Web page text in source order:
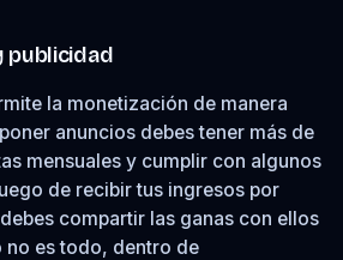
publicidad
la monetización de manera
anuncios debes tener más de
mensuales y cumplir con algunos
de recibir tus ingresos por
compartir las ganas con ellos
no es todo, dentro de